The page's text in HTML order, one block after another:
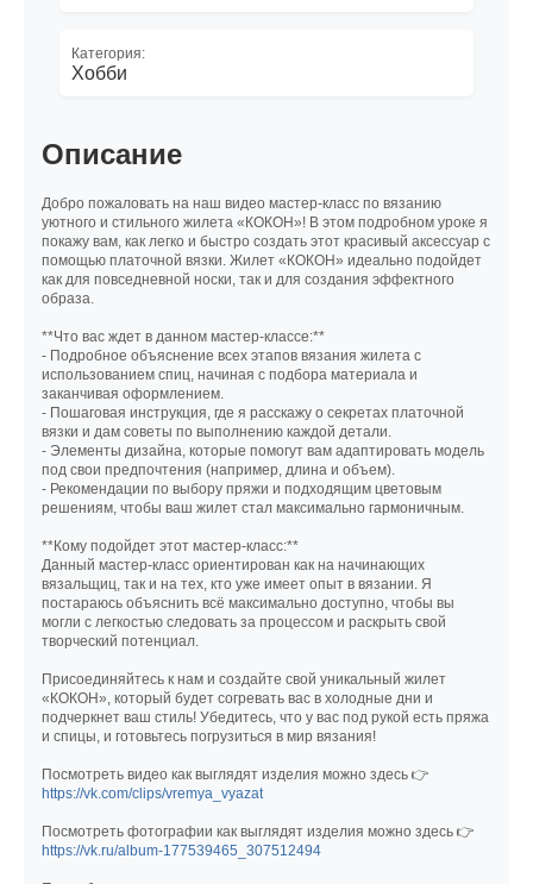
Категория:
Хобби
Описание
Добро пожаловать на наш видео мастер-класс по вязанию
уютного и стильного жилета «КОКОН»! В этом подробном уроке я
покажу вам, как легко и быстро создать этот красивый аксессуар с
помощью платочной вязки. Жилет «КОКОН» идеально подойдет
как для повседневной носки, так и для создания эффектного
образа.
**Что вас ждет в данном мастер-классе:**
- Подробное объяснение всех этапов вязания жилета с
использованием спиц, начиная с подбора материала и
заканчивая оформлением.
- Пошаговая инструкция, где я расскажу о секретах платочной
вязки и дам советы по выполнению каждой детали.
- Элементы дизайна, которые помогут вам адаптировать модель
под свои предпочтения (например, длина и объем).
- Рекомендации по выбору пряжи и подходящим цветовым
решениям, чтобы ваш жилет стал максимально гармоничным.
**Кому подойдет этот мастер-класс:**
Данный мастер-класс ориентирован как на начинающих
вязальщиц, так и на тех, кто уже имеет опыт в вязании. Я
постараюсь объяснить всё максимально доступно, чтобы вы
могли с легкостью следовать за процессом и раскрыть свой
творческий потенциал.
Присоединяйтесь к нам и создайте свой уникальный жилет
«КОКОН», который будет согревать вас в холодные дни и
подчеркнет ваш стиль! Убедитесь, что у вас под рукой есть пряжа
и спицы, и готовьтесь погрузиться в мир вязания!
Посмотреть видео как выглядят изделия можно здесь 👉
https://vk.com/clips/vremya_vyazat
Посмотреть фотографии как выглядят изделия можно здесь 👉
https://vk.ru/album-177539465_307512494